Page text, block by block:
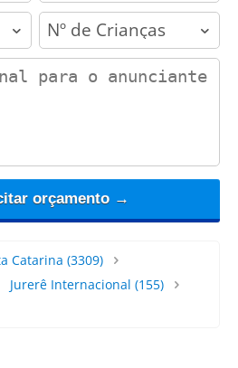
children
orçamento →
Catarina (3309)
Jurerê Internacional (155)